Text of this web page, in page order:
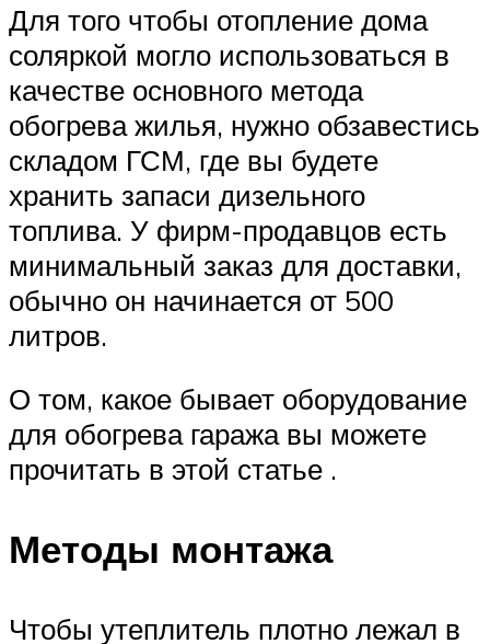
Для того чтобы отопление дома
соляркой могло использоваться в
качестве основного метода
обогрева жилья, нужно обзавестись
складом ГСМ, где вы будете
хранить запаси дизельного
топлива. У фирм-продавцов есть
минимальный заказ для доставки,
обычно он начинается от 500
литров.
О том, какое бывает оборудование
для обогрева гаража вы можете
прочитать в этой статье .
Методы монтажа
Чтобы утеплитель плотно лежал в